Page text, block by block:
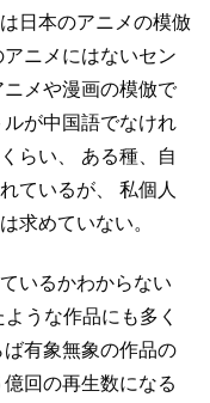
日本のアニメの模倣
ニメにはないセン
ニメや漫画の模倣で
が中国語でなけれ
らい、
ある種、自
ているが、
私個人
求めていない。
いるかわからない
うな作品にも多く
ば有象無象の作品の
回の再生数になる